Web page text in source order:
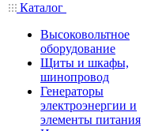
Каталог
Высоковольтное
оборудование
Щиты и шкафы,
шинопровод
Генераторы
электроэнергии и
элементы питания